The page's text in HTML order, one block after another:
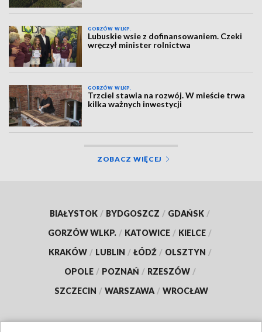
GORZÓW WLKP.
Lubuskie wsie z dofinansowaniem. Czeki
wręczył minister rolnictwa
GORZÓW WLKP.
Trzciel stawia na rozwój. W mieście trwa
kilka ważnych inwestycji
ZOBACZ WIĘCEJ
BIAŁYSTOK / BYDGOSZCZ / GDAŃSK /
GORZÓW WLKP. / KATOWICE / KIELCE /
KRAKÓW / LUBLIN / ŁÓDŹ / OLSZTYN /
OPOLE / POZNAŃ / RZESZÓW /
SZCZECIN / WARSZAWA / WROCŁAW